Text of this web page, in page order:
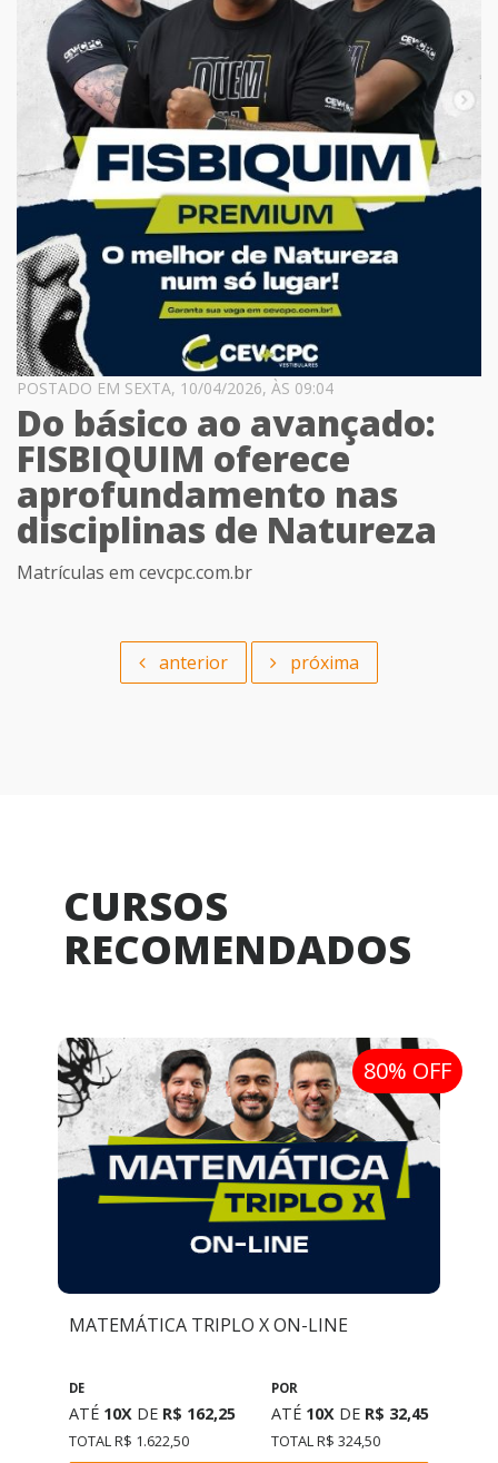
POSTADO EM SEXTA, 10/04/2026, ÀS 09:04
Do básico ao avançado:
FISBIQUIM oferece
aprofundamento nas
disciplinas de Natureza
Matrículas em cevcpc.com.br
anterior próxima
CURSOS
RECOMENDADOS
80% OFF
MATEMÁTICA TRIPLO X ON-LINE
DE
ATÉ 10X DE R$ 162,25
TOTAL R$ 1.622,50
POR
ATÉ 10XDE R$ 32,45
TOTAL R$ 324,50